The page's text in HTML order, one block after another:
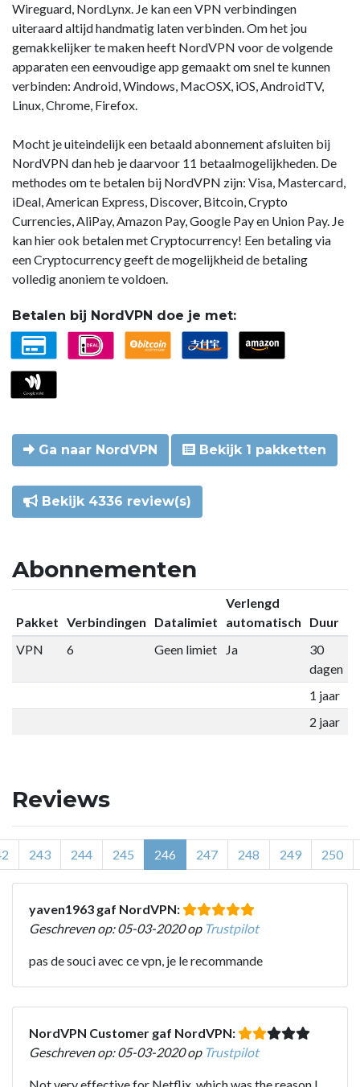
Wireguard, NordLynx. Je kan een VPN verbindingen
uiteraard altijd handmatig laten verbinden. Om het jou
gemakkelijker te maken heeft NordVPN voor de volgende
apparaten een eenvoudige app gemaakt om snel te kunnen
verbinden: Android, Windows, MacOSX, iOS, AndroidTV,
Linux, Chrome, Firefox.
Mocht je uiteindelijk een betaald abonnement afsluiten bij
NordVPN dan heb je daarvoor 11 betaalmogelijkheden. De
methodes om te betalen bij NordVPN zijn: Visa, Mastercard,
iDeal, American Express, Discover, Bitcoin, Crypto
Currencies, AliPay, Amazon Pay, Google Pay en Union Pay. Je
kan hier ook betalen met Cryptocurrency! Een betaling via
een Cryptocurrency geeft de mogelijkheid de betaling
volledig anoniem te voldoen.
Betalen bij NordVPN doe je met:
Ga naar NordVPN Bekijk 1 pakketten
Bekijk 4336 review(s)
Abonnementen
Pakket Verbindingen Datalimiet
Verlengd
automatisch
Duur
VPN
6 Geen limiet Ja
30
dagen
1 jaar
2 jaar
Reviews
243 244 245 246 247 248 249 250
yaven1963 gaf NordVPN:
Geschreven op: 05-03-2020 op Trustpilot
pas de souci avec ce vpn, je le recommande
NordVPN Customer gaf NordVPN:
Geschreven op: 05-03-2020 op Trustpilot
Not very effective for Netflix, which was the reason I